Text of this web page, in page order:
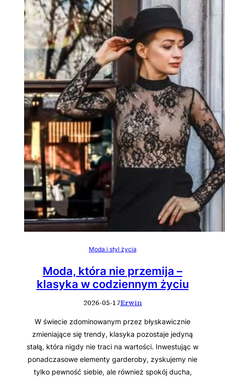
Moda i styl życia
Moda, która nie przemija –
klasyka w codziennym życiu
2026-05-17Erwin
W świecie zdominowanym przez błyskawicznie
zmieniające się trendy, klasyka pozostaje jedyną
stałą, która nigdy nie traci na wartości. Inwestując w
ponadczasowe elementy garderoby, zyskujemy nie
tylko pewność siebie, ale również spokój ducha,